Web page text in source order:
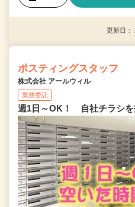
更新日
ポスティングスタッフ
株式会社 アールウィル
業務委託
週1日～OK！ 自社チラシを